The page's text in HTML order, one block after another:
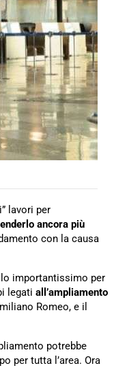
lavori per
ancora più
con la causa
importantissimo per
legati all’ampliamento
Romeo, e il
potrebbe
per tutta l’area. Ora